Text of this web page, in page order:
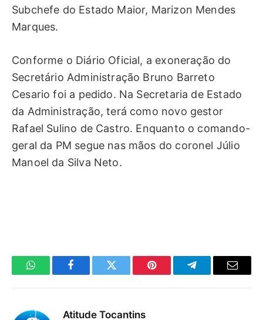
Subchefe do Estado Maior, Marizon Mendes
Marques.
Conforme o Diário Oficial, a exoneração do
Secretário Administração Bruno Barreto
Cesario foi a pedido. Na Secretaria de Estado
da Administração, terá como novo gestor
Rafael Sulino de Castro. Enquanto o comando-
geral da PM segue nas mãos do coronel Júlio
Manoel da Silva Neto.
WhatsAppFacebookTwitter Pinterest TelegramaE-
Atitude Tocantins